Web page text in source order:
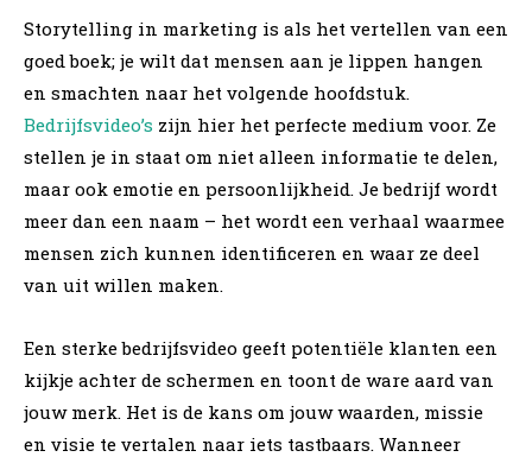
Storytelling in marketing is als het vertellen van een
goed boek; je wilt dat mensen aan je lippen hangen
en smachten naar het volgende hoofdstuk.
Bedrijfsvideo’s zijn hier het perfecte medium voor. Ze
stellen je in staat om niet alleen informatie te delen,
maar ook emotie en persoonlijkheid. Je bedrijf wordt
meer dan een naam – het wordt een verhaal waarmee
mensen zich kunnen identificeren en waar ze deel
van uit willen maken.
Een sterke bedrijfsvideo geeft potentiële klanten een
kijkje achter de schermen en toont de ware aard van
jouw merk. Het is de kans om jouw waarden, missie
en visie te vertalen naar iets tastbaars. Wanneer